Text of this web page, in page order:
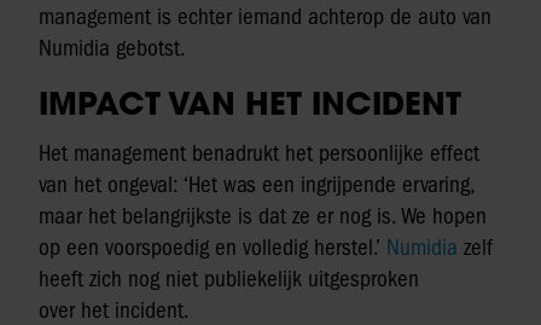
management is echter iemand achterop de auto van
Numidia gebotst.
IMPACT VAN HET INCIDENT
Het management benadrukt het persoonlijke effect
van het ongeval: ‘Het was een ingrijpende ervaring,
maar het belangrijkste is dat ze er nog is. We hopen
op een voorspoedig en volledig herstel.’ Numidia zelf
heeft zich nog niet publiekelijk uitgesproken
over het incident.